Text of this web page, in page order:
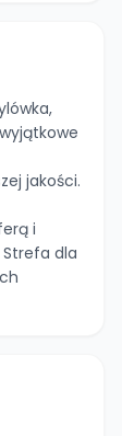
jakości.
i
dla